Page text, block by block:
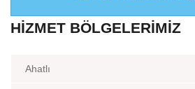
HIZMET BÖLGELERIMIZ
Ahatlı